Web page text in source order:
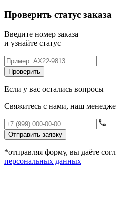
Проверить статус заказа
Введите номер заказа
и узнайте статус
Проверить
Если у вас остались вопросы
Свяжитесь с нами, наш
Отправить заявку
*отправляя форму, вы даёте
персональных данных